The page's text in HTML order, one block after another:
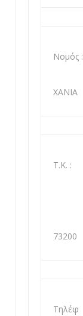
Νομός :
ΧΑΝΙΑ
Τ.Κ. :
73200
Τηλέφ